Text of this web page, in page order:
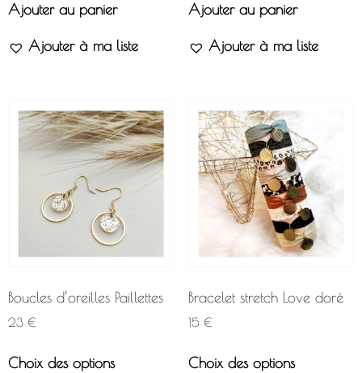
Ajouter au panier
Ajouter à ma liste
Ajouter au panier
Ajouter à ma liste
Boucles d’oreilles Paillettes
23 €
Choix des options
Bracelet stretch Love doré
15 €
Choix des options